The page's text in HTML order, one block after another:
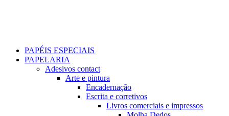
PAPÉIS ESPECIAIS
PAPELARIA
Adesivos contact
Arte e pintura
Encadernação
Escrita e corretivos
Livros comerciais e impressos